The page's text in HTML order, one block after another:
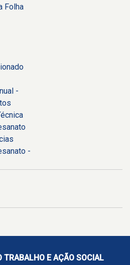
Folha
-
-
TRABALHO E AÇÃO SOCIAL